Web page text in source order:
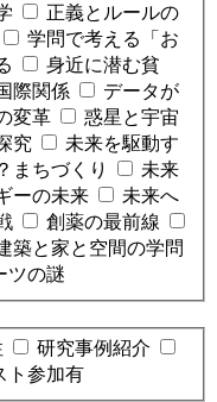
正義とルールの
学問で考える「お
身近に潜む貧
際関係
データが
変革
惑星と宇宙
究
未来を駆動す
まちづくり
未来
ーの未来
未来へ
創薬の最前線
築と家と空間の学問
ツの謎
研究事例紹介
ト参加有